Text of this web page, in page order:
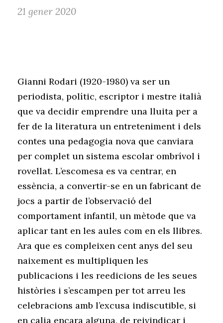
21 gener 2020
Gianni Rodari (1920-1980) va ser un
periodista, polític, escriptor i mestre italià
que va decidir emprendre una lluita per a
fer de la literatura un entreteniment i dels
contes una pedagogia nova que canviara
per complet un sistema escolar ombrívol i
rovellat. L’escomesa es va centrar, en
essència, a convertir-se en un fabricant de
jocs a partir de l’observació del
comportament infantil, un mètode que va
aplicar tant en les aules com en els llibres.
Ara que es compleixen cent anys del seu
naixement es multipliquen les
publicacions i les reedicions de les seues
històries i s’escampen per tot arreu les
celebracions amb l’excusa indiscutible, si
en calia encara alguna, de reivindicar i